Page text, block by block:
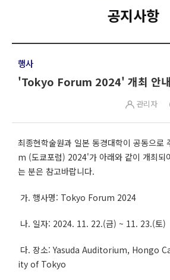
공지사항
행사
'Tokyo Forum 2024' 개최 안내
관리자
최종현학술원과 일본 동경대학이 공동으
m (도쿄포럼) 2024'가 아래와 같이 개최되
는 분은 참고바랍니다.
가. 행사명: Tokyo Forum 2024
나. 일자: 2024. 11. 22.(금) ~ 11. 23.(토)
다. 장소: Yasuda Auditorium, Hongo
ity of Tokyo